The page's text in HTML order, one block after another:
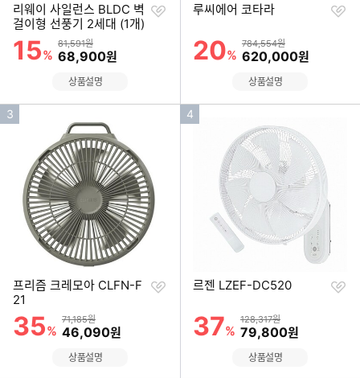
리웨이 사일런스 BLDC 벽
걸이형 선풍기 2세대 (1개)
할인률
15%
상품금액
81,591원
할인금액
68,900원
찜
상품설명
루씨에어 코타라
할인률
20%
상품금액
784,554원
할인금액
620,000원
찜
상품설명
인
3
프리즘 크레모아 CLFN-F
21
할인률
35%
상품금액
71,185원
할인금액
46,090원
찜
상품설명
인
4
르젠 LZEF-DC520
할인률
37%
상품금액
128,317원
할인금액
79,800원
찜
상품설명